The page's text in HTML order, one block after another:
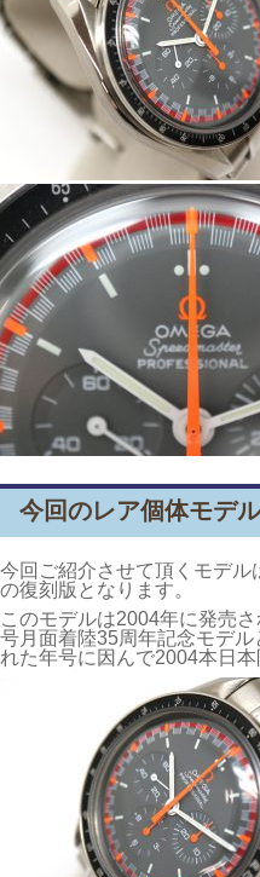
今回のレア個体モデ
今回ご紹介させて頂くモデ
の復刻版となります。
このモデルは2004年に発売
号月面着陸35周年記念モデ
れた年号に因んで2004本日本